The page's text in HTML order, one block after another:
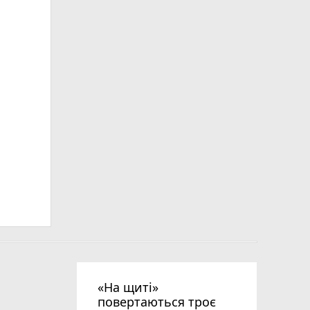
«На щиті»
повертаються троє